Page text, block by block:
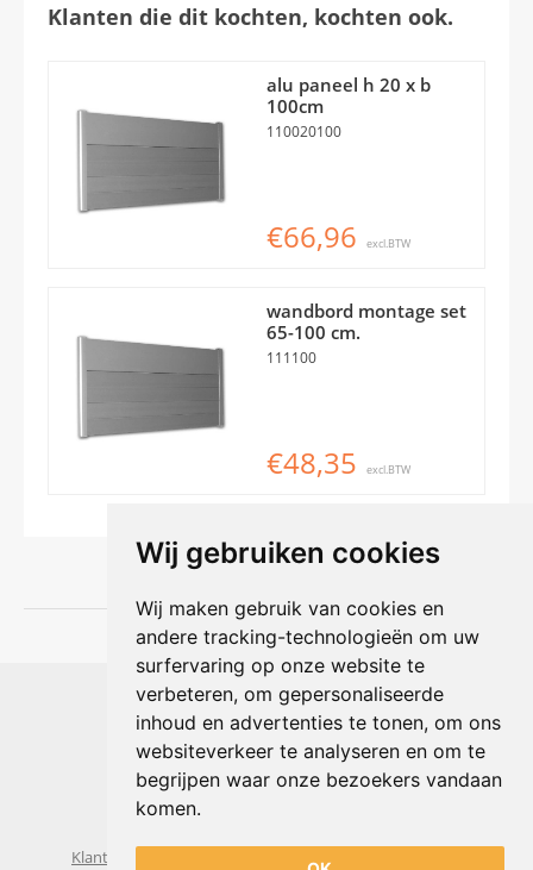
Wij gebruiken cookies
Wij maken gebruik van cookies en
andere tracking-technologieën om uw
surfervaring op onze website te
verbeteren, om gepersonaliseerde
inhoud en advertenties te tonen, om ons
websiteverkeer te analyseren en om te
begrijpen waar onze bezoekers vandaan
komen.
Klanten die dit kochten, kochten ook.
alu paneel h 20 x b
100cm
110020100
€66,96 excl.BTW
wandbord montage set
65-100 cm.
111100
€48,35 excl.BTW
Shophouse online
Max Planckstraat 4
6716 BE Ede, Nederland
Telefoon:+31(0)318 618 121
E-mail: info@shophouse.nl
Geopend: ma t/m vr 09:00-17:00 uur
Klantenservice
Algemene voorwaarden